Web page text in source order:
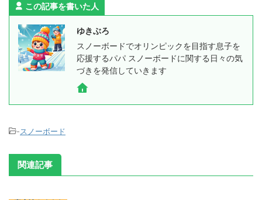
この記事を書いた人
ゆきぶろ
スノーボードでオリンピックを目指す息子を
応援するパパ スノーボードに関する日々の気
づきを発信していきます
-スノーボード
関連記事